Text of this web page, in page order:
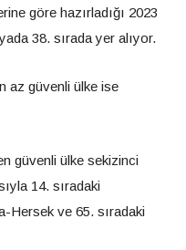
göre hazırladığı 2023
38. sırada yer alıyor.
az güvenli ülke ise
güvenli ülke sekizinci
14. sıradaki
Hersek ve 65. sıradaki